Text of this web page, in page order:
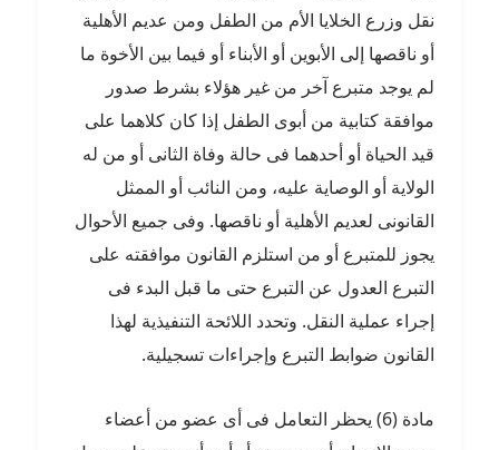
نقل وزرع الخلايا الأم من الطفل ومن عديم الأهلية
أو ناقصها إلى الأبوين أو الأبناء أو فيما بين الأخوة ما
لم يوجد متبرع آخر من غير هؤلاء بشرط صدور
موافقة كتابية من أبوى الطفل إذا كان كلاهما على
قيد الحياة أو أحدهما فى حالة وفاة الثانى أو من له
الولاية أو الوصاية عليه، ومن النائب أو الممثل
القانونى لعديم الأهلية أو ناقصها. وفى جميع الأحوال
يجوز للمتبرع أو من استلزم القانون موافقته على
التبرع العدول عن التبرع حتى ما قبل البدء فى
إجراء عملية النقل. وتحدد اللائحة التنفيذية لهذا
القانون ضوابط التبرع وإجراءات تسجيلية.
مادة (6) يحظر التعامل فى أى عضو من أعضاء